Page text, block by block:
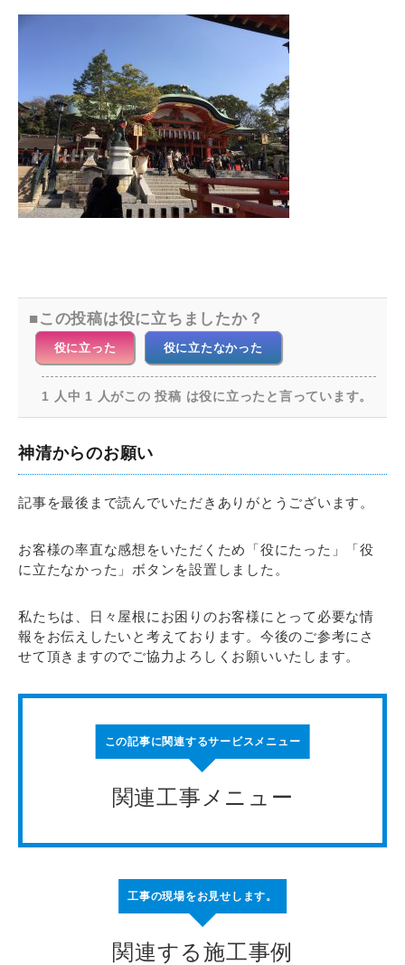
この投稿は役に立ちましたか？
役に立った 役に立たなかった
1 人中 1 人がこの 投稿 は役に立ったと言っています。
神清からのお願い
記事を最後まで読んでいただきありがとうございます。
お客様の率直な感想をいただくため「役にたった」「役
に立たなかった」ボタンを設置しました。
私たちは、日々屋根にお困りのお客様にとって必要な情
報をお伝えしたいと考えております。今後のご参考にさ
せて頂きますのでご協力よろしくお願いいたします。
この記事に関連するサービスメニュー
関連工事メニュー
工事の現場をお見せします。
関連する施工事例